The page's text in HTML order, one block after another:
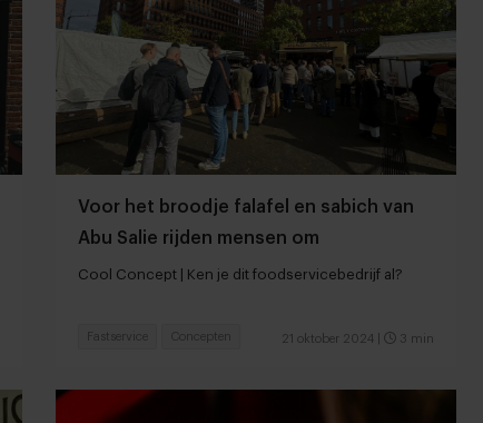
Voor het broodje falafel en sabich van
Abu Salie rijden mensen om
Cool Concept | Ken je dit foodservicebedrijf al?
21 oktober 2024 3 min
Fastservice Concepten